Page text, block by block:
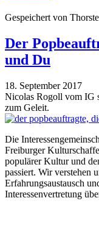
Gespeichert von
Der
und Du
18. September 2017
Nicolas Rogoll vom IG
zum Geleit.
Die
Freiburger
populärer Kultur und
passiert. Wir verstehen
Erfahrungsaustausch
Interessenvertretung